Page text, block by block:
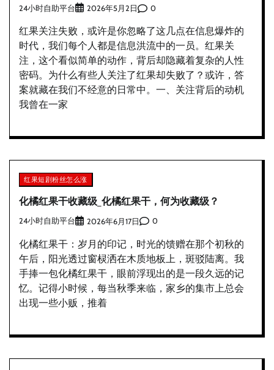
24小时自助平台 2026年5月2日 0
红果关注失败，或许是你忽略了这几点在信息爆炸的
时代，我们每个人都是信息洪流中的一员。红果关
注，这个看似简单的动作，背后却隐藏着复杂的人性
密码。为什么有些人关注了红果却失败了？或许，答
案就藏在我们不经意的日常中。一、关注背后的动机
我曾在一家
红果短剧粉丝怎么涨
化橘红果干收藏级_化橘红果干，何为收藏级？
24小时自助平台 2026年6月17日 0
化橘红果干：岁月的印记，时光的馈赠在那个初秋的
午后，阳光透过窗棂洒在木质地板上，斑驳陆离。我
手捧一包化橘红果干，眼前浮现出的是一段久远的记
忆。记得小时候，每当秋季来临，家乡的集市上总会
出现一些小贩，推着